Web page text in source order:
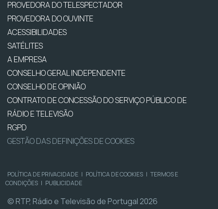
PROVEDORA DO TELESPECTADOR
PROVEDORA DO OUVINTE
ACESSIBILIDADES
SATÉLITES
A EMPRESA
CONSELHO GERAL INDEPENDENTE
CONSELHO DE OPINIÃO
CONTRATO DE CONCESSÃO DO SERVIÇO PÚBLICO DE
RÁDIO E TELEVISÃO
RGPD
GESTÃO DAS DEFINIÇÕES DE COOKIES
POLÍTICA DE PRIVACIDADE | POLÍTICA DE COOKIES | TERMOS E
CONDIÇÕES | PUBLICIDADE
© RTP, Rádio e Televisão de Portugal 2026